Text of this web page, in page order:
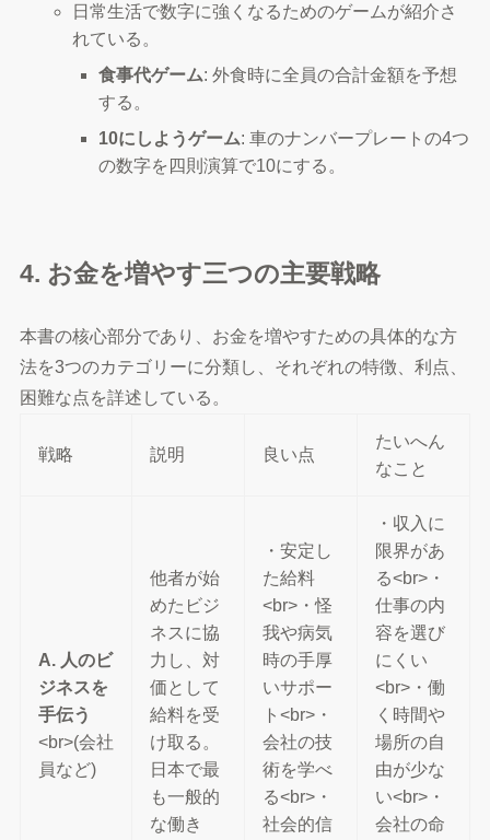
日常生活で数字に強くなるためのゲームが紹介さ
れている。
食事代ゲーム: 外食時に全員の合計金額を予想
する。
10にしようゲーム: 車のナンバープレートの4つ
の数字を四則演算で10にする。
4. お金を増やす三つの主要戦略
本書の核心部分であり、お金を増やすための具体的な方
法を3つのカテゴリーに分類し、それぞれの特徴、利点、
困難な点を詳述している。
戦略 説明 良い点
たいへん
なこと
A. 人のビ
ジネスを
手伝う
<br>(会社
員など)
他者が始
めたビジ
ネスに協
力し、対
価として
給料を受
け取る。
日本で最
も一般的
な働き
・安定し
た給料
<br>・怪
我や病気
時の手厚
いサポー
ト<br>・
会社の技
術を学べ
る<br>・
社会的信
・収入に
限界があ
る<br>・
仕事の内
容を選び
にくい
<br>・働
く時間や
場所の自
由が少な
い<br>・
会社の命